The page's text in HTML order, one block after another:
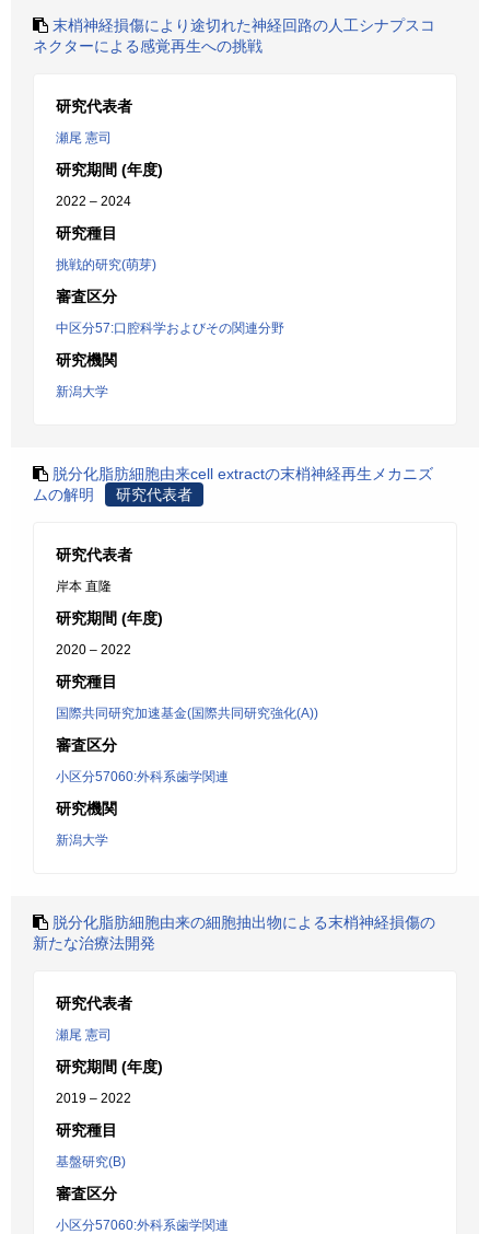
末梢神経損傷により途切れた神経回路の人工シナプスコ
ネクターによる感覚再生への挑戦
研究代表者
瀬尾 憲司
研究期間 (年度)
2022 – 2024
研究種目
挑戦的研究(萌芽)
審査区分
中区分57:口腔科学およびその関連分野
研究機関
新潟大学
脱分化脂肪細胞由来cell extractの末梢神経再生メカニズ
ムの解明
研究代表者
研究代表者
岸本 直隆
研究期間 (年度)
2020 – 2022
研究種目
国際共同研究加速基金(国際共同研究強化(A))
審査区分
小区分57060:外科系歯学関連
研究機関
新潟大学
脱分化脂肪細胞由来の細胞抽出物による末梢神経損傷の
新たな治療法開発
研究代表者
瀬尾 憲司
研究期間 (年度)
2019 – 2022
研究種目
基盤研究(B)
審査区分
小区分57060:外科系歯学関連